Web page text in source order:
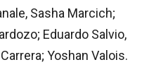
Sasha Marcich;
Eduardo Salvio,
Yoshan Valois.